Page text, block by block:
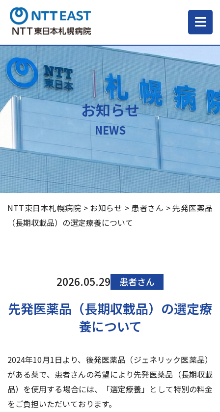
当院について
ご来院される方へ
診療科・部門
医療・介護関係の方
採用情報
お知らせ
NEWS
NTT東日本札幌病院 > お知らせ > 患者さん >先発医薬品
（長期収載品）の選定療養について
2026.05.29 患者さん
先発医薬品（長期収載品）の選定療
養について
2024年10月1日より、後発医薬品（ジェネリック医薬品）
がある薬で、患者さんの希望により先発医薬品（長期収載
品）を使用する場合には、「選定療養」として特別の料金
をご負担いただいております。